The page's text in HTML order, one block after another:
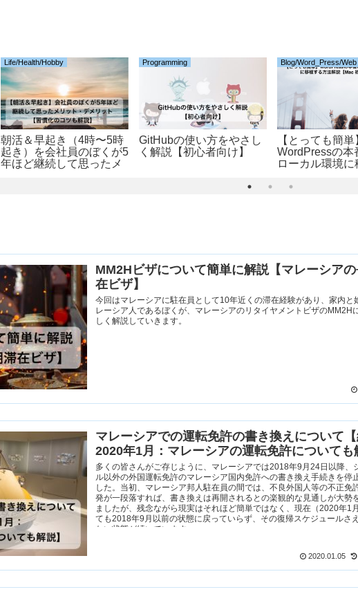
Life/Health/Hobby
朝活＆早起き（4時〜5時
起き）を会社員のぼくが5
年ほど継続して思ったメ
Programming
GitHubの使い方をやさし
く解説【初心者向け】
Blog/Word_Press/Web
【とっても簡単
WordPressの本
ローカル環境に
け】
MM2Hビザについて簡単に解説【マレーシア
在ビザ】
今回はマレーシアに駐在員として10年近くの滞在経験があり、家内と
レーシア人であるぼくが、マレーシアのリタイヤメントビザのMM2H
しく解説していきます。
マレーシアでの運転免許の書き換えについて
2020年1月：マレーシアの運転免許についても
多くの皆さんがご存じように、マレーシアでは2018年9月24日以降、
ル以外の外国運転免許のマレーシア国内免許への書き換え手続きを停
した。当初、マレーシア邦人駐在員の間では、不良外国人等の不正免
発が一段落すれば、書き換えは再開されるとの楽観的な見通しが大勢
ましたが、残念ながら現実はそれほど簡単ではなく、現在（2020年1
ても2018年9月以前の状態に戻っていらず、その復帰スケジュールさ
ない状態が続いています。
2020.01.05